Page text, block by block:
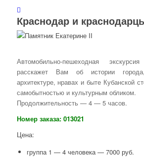
Краснодар и
Автомобильно-пешеходная
расскажет Вам об истории
архитектуре, нравах и быте Кубанской
самобытностью и культурным обликом.
Продолжительность — 4 — 5 часов.
Номер заказа: 013021
Цена:
группа 1 — 4 человека — 7000 руб.